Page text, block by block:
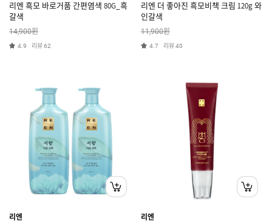
리엔 흑모 바로거품 간편염색 80G_흑
갈색
14,900원
4.9 리뷰62
리엔 더 좋아진 흑모비책 크림 120g 와
인갈색
11,900원
4.7 리뷰40
리엔 리엔